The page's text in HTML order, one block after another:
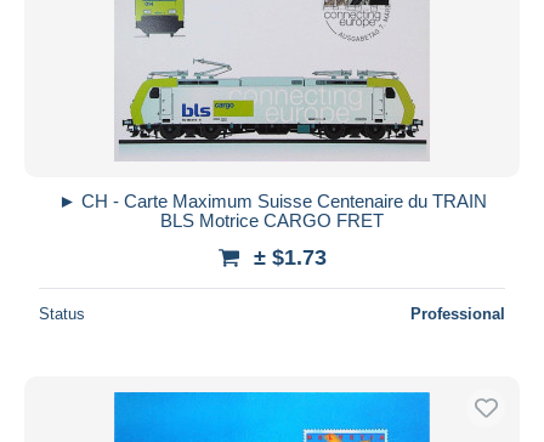
► CH - Carte Maximum Suisse Centenaire du TRAIN
BLS Motrice CARGO FRET
± $1.73
Status Professional